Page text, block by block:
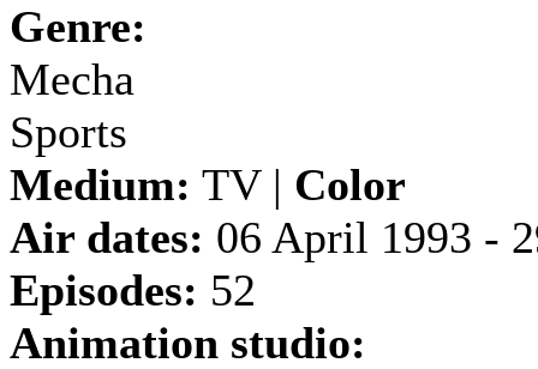
Genre:
Mecha
Sports
Medium: TV | Color
Air dates: 06 April 1993 -
Episodes: 52
Animation studio: